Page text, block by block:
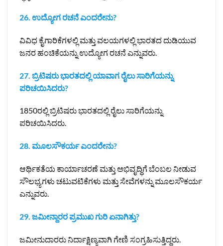
26. ಉದ್ಯೋಗ ರಚನೆ ಎಂದರೇನು?
ವಿವಿಧ ಕೈಗಾರಿಕೆಗಳಲ್ಲಿ ಮತ್ತು ವಲಯಗಳಲ್ಲಿ ಭಾರತದ ದುಡಿಯುವ
ಜನರ ಹಂಚಿಕೆಯನ್ನು ಉದ್ಯೋಗ ರಚನೆ ಎನ್ನುವರು.
27. ಬ್ರಿಟಿಷರು ಭಾರತದಲ್ಲಿ ಯಾವಾಗ ರೈಲು ಸಾರಿಗೆಯನ್ನು
ಪರಿಚಯಿಸಿದರು?
1850ರಲ್ಲಿ ಬ್ರಿಟಿಷರು ಭಾರತದಲ್ಲಿ ರೈಲು ಸಾರಿಗೆಯನ್ನು
ಪರಿಚಯಿಸಿದರು.
28. ಮೂಲಸೌಕರ್ಯ ಎಂದರೇನು?
ಆರ್ಥಿಕತೆಯ ಕಾರ್ಯಾಚರಣೆ ಮತ್ತು ಅಭಿವೃದ್ಧಿಗೆ ಬೆಂಬಲ ನೀಡುವ
ಸೌಲಭ್ಯಗಳು ಚಟುವಟಿಕೆಗಳು ಮತ್ತು ಸೇವೆಗಳನ್ನು ಮೂಲಸೌಕರ್ಯ
ಎನ್ನುವರು.
29. ಜಮೀನ್ದಾರರ ಪ್ರಮುಖ ಗುರಿ ಏನಾಗಿತ್ತು?
ಜಮೀನುದಾರರು ನಿರ್ದಾಕ್ಷಿಣ್ಯವಾಗಿ ಗೇಣಿ ಸಂಗ್ರಹಿಸುತ್ತಿದ್ದರು.